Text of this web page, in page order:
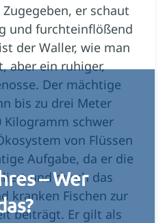
er schaut
und furchteinflößend
der Waller, wie man
aber ein ruhiger,
Der mächtige
bis zu drei Meter
Kilogramm schwer
von Flüssen
Aufgabe, da er die
und durch das
kranken Fischen zur
beiträgt. Er gilt als
– Wer